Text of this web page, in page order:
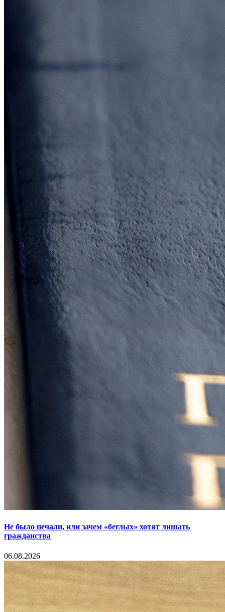
Не было печали, или зачем «беглых» хотят лишать
гражданства
06.08.2026